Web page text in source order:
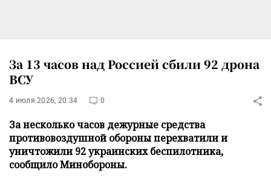
За 13 часов над Россией сбили 92 дрона
ВСУ
4 июля 2026, 20:34 0
За несколько часов дежурные средства
противовоздушной обороны перехватили и
уничтожили 92 украинских беспилотника,
сообщило Минобороны.